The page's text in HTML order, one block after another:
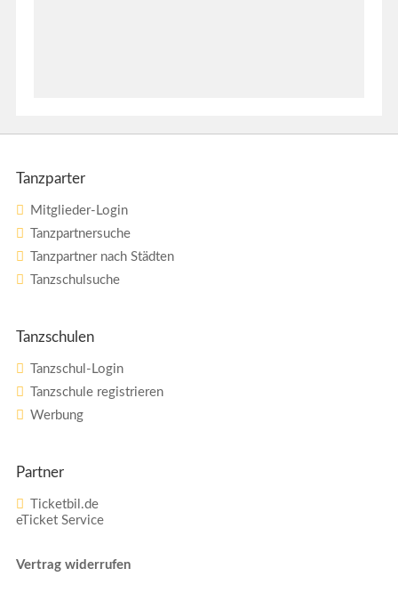
Tanzparter
Mitglieder-Login
Tanzpartnersuche
Tanzpartner nach Städten
Tanzschulsuche
Tanzschulen
Tanzschul-Login
Tanzschule registrieren
Werbung
Partner
Ticketbil.de
eTicket Service
Vertrag widerrufen